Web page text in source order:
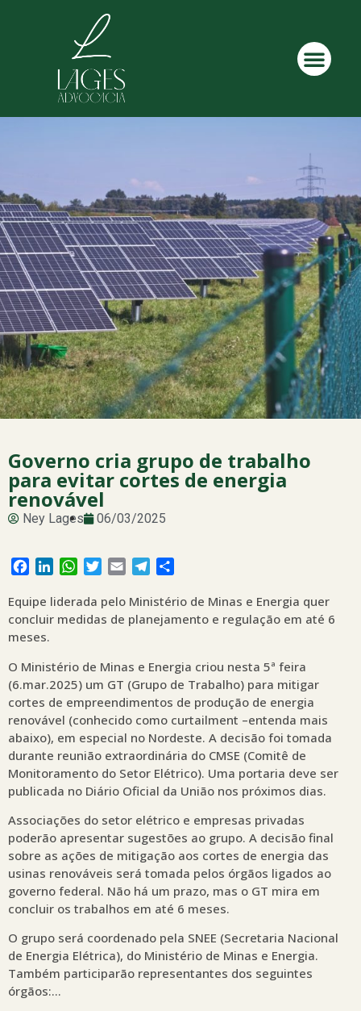
Governo cria grupo de trabalho
para evitar cortes de energia
renovável
Ney Lages 06/03/2025
Facebook
LinkedInWhatsApp
Twitter
Email Telegram
Equipe liderada pelo Ministério de Minas e Energia quer
concluir medidas de planejamento e regulação em até 6
meses.
O Ministério de Minas e Energia criou nesta 5ª feira
(6.mar.2025) um GT (Grupo de Trabalho) para mitigar
cortes de empreendimentos de produção de energia
renovável (conhecido como curtailment –entenda mais
abaixo), em especial no Nordeste. A decisão foi tomada
durante reunião extraordinária do CMSE (Comitê de
Monitoramento do Setor Elétrico). Uma portaria deve ser
publicada no Diário Oficial da União nos próximos dias.
Associações do setor elétrico e empresas privadas
poderão apresentar sugestões ao grupo. A decisão final
sobre as ações de mitigação aos cortes de energia das
usinas renováveis será tomada pelos órgãos ligados ao
governo federal. Não há um prazo, mas o GT mira em
concluir os trabalhos em até 6 meses.
O grupo será coordenado pela SNEE (Secretaria Nacional
de Energia Elétrica), do Ministério de Minas e Energia.
Também participarão representantes dos seguintes
órgãos:…